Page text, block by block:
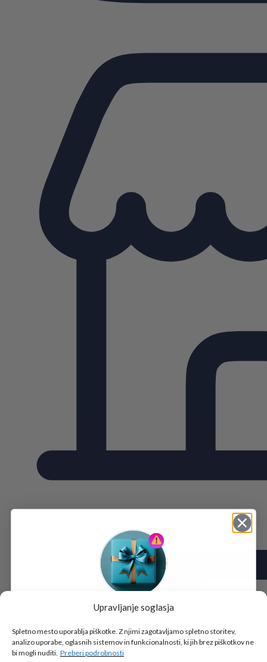
Upravljanje soglasja
Spletno mesto uporablja piškotke. Z njimi zagotavljamo spletno storitev,
analizo uporabe, oglasnih sistemov in funkcionalnosti, ki jih brez piškotkov ne
bi mogli nuditi. Preberi podrobnosti
Tukaj je!
🎁 DARILO
Vpiši podatke za prejem darila